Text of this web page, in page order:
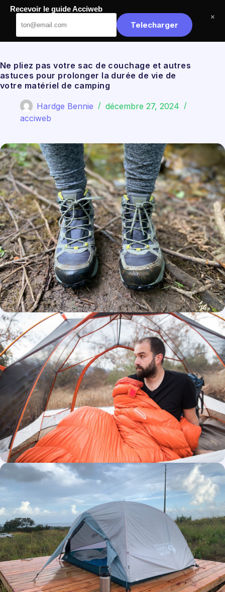
Passer
contenu
Ne pliez pas votre sac de couchage et autres
astuces pour prolonger la durée de vie de
votre matériel de camping
Hardge Bennie
décembre 27, 2024
acciweb
Recevoir le guide Acciweb
Telecharger
×